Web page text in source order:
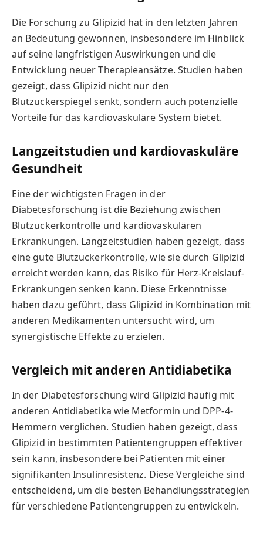
Die Forschung zu Glipizid hat in den letzten Jahren
an Bedeutung gewonnen, insbesondere im Hinblick
auf seine langfristigen Auswirkungen und die
Entwicklung neuer Therapieansätze. Studien haben
gezeigt, dass Glipizid nicht nur den
Blutzuckerspiegel senkt, sondern auch potenzielle
Vorteile für das kardiovaskuläre System bietet.
Langzeitstudien und kardiovaskuläre
Gesundheit
Eine der wichtigsten Fragen in der
Diabetesforschung ist die Beziehung zwischen
Blutzuckerkontrolle und kardiovaskulären
Erkrankungen. Langzeitstudien haben gezeigt, dass
eine gute Blutzuckerkontrolle, wie sie durch Glipizid
erreicht werden kann, das Risiko für Herz-Kreislauf-
Erkrankungen senken kann. Diese Erkenntnisse
haben dazu geführt, dass Glipizid in Kombination mit
anderen Medikamenten untersucht wird, um
synergistische Effekte zu erzielen.
Vergleich mit anderen Antidiabetika
In der Diabetesforschung wird Glipizid häufig mit
anderen Antidiabetika wie Metformin und DPP-4-
Hemmern verglichen. Studien haben gezeigt, dass
Glipizid in bestimmten Patientengruppen effektiver
sein kann, insbesondere bei Patienten mit einer
signifikanten Insulinresistenz. Diese Vergleiche sind
entscheidend, um die besten Behandlungsstrategien
für verschiedene Patientengruppen zu entwickeln.